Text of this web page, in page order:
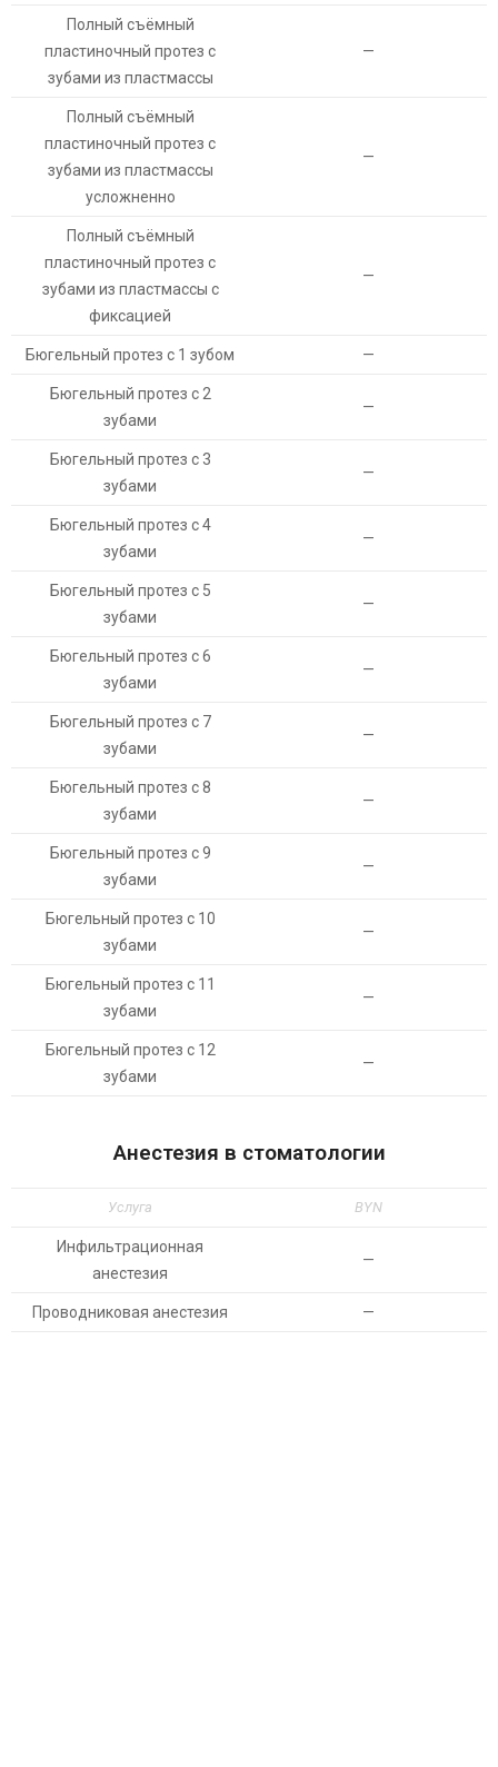
Полный съёмный
пластиночный протез с
зубами из пластмассы
—
Полный съёмный
пластиночный протез с
зубами из пластмассы
усложненно
—
Полный съёмный
пластиночный протез с
зубами из пластмассы с
фиксацией
—
Бюгельный протез с 1 зубом —
Бюгельный протез с 2
зубами
—
Бюгельный протез с 3
зубами
—
Бюгельный протез с 4
зубами
—
Бюгельный протез с 5
зубами
—
Бюгельный протез с 6
зубами
—
Бюгельный протез с 7
зубами
—
Бюгельный протез с 8
зубами
—
Бюгельный протез с 9
зубами
—
Бюгельный протез с 10
зубами
—
Бюгельный протез с 11
зубами
—
Бюгельный протез с 12
зубами
—
Анестезия в стоматологии
Услуга BYN
Инфильтрационная
анестезия
—
Проводниковая анестезия —